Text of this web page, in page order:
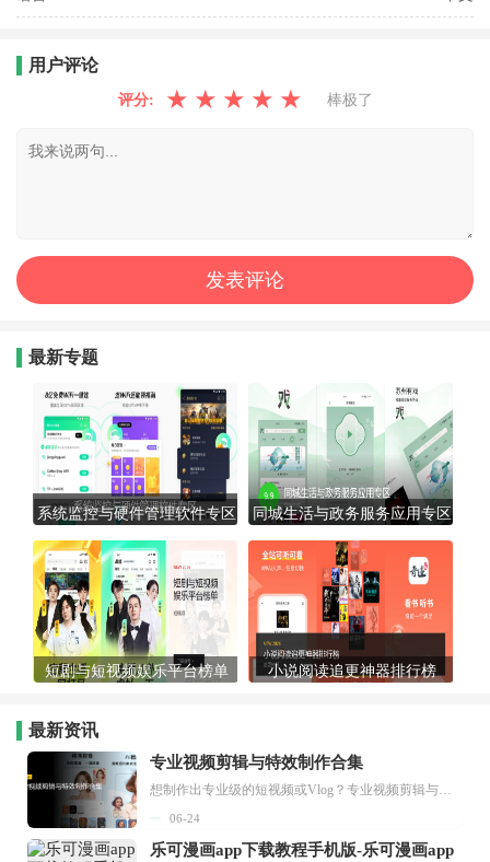
用户评论
评分: ★ ★ ★ ★ ★ 棒极了
最新专题
系统监控与硬件管理软件专区 同城生活与政务服务应用专区
短剧与短视频娱乐平台榜单 小说阅读追更神器排行榜
最新资讯
专业视频剪辑与特效制作合集
想制作出专业级的短视频或Vlog？专业视频剪辑与特效制作大全专题为你提供了从剪辑、抠像到特效包装的全套解决方案。无论是添加炫酷的片头、进行精准的视频抠图，还是制...
06-24
乐可漫画app下载教程手机版-乐可漫画app